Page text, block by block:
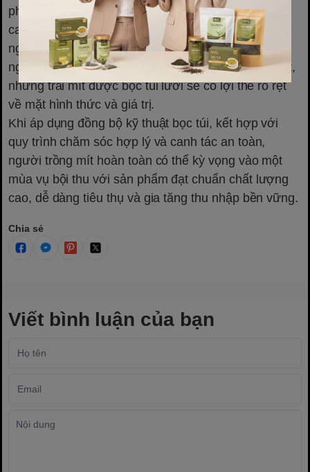
phẩm, giảm chi phí thuốc bảo vệ thực vật và nâng
cao sức cạnh tranh trên thị trường. Trong bối cảnh
người tiêu dùng ngày càng ưu tiên trái cây sạch, có
nguồn gốc rõ ràng và được chăm sóc đúng kỹ thuật,
những trái mít được bọc túi lưới sẽ có lợi thế rõ rệt
về mặt hình thức và giá trị.
Khi áp dụng đồng bộ kỹ thuật bọc túi, kết hợp với
quy trình chăm sóc hợp lý và canh tác an toàn,
người trồng mít hoàn toàn có thể kỳ vọng vào một
mùa vụ bội thu với sản phẩm đạt chuẩn chất lượng
cao, dễ dàng tiêu thụ và gia tăng thu nhập bền vững.
Chia sẻ
Viết bình luận của bạn